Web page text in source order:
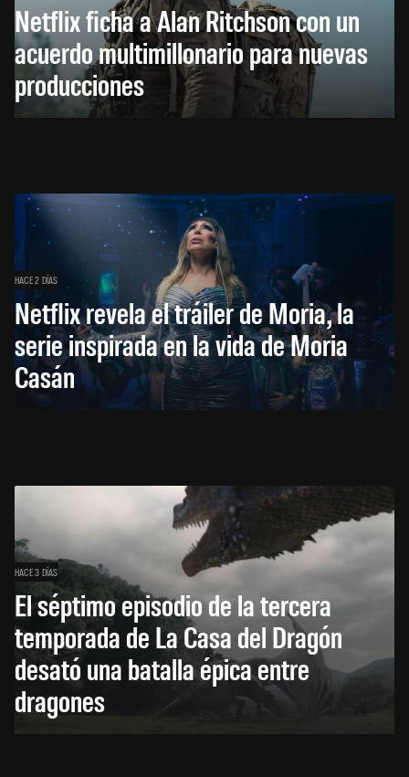
Netflix ficha a Alan Ritchson con un
acuerdo multimillonario para nuevas
producciones
HACE 2 DÍAS
Netflix revela el tráiler de Moria, la
serie inspirada en la vida de Moria
Casán
HACE 3 DÍAS
El séptimo episodio de la tercera
temporada de La Casa del Dragón
desató una batalla épica entre
dragones